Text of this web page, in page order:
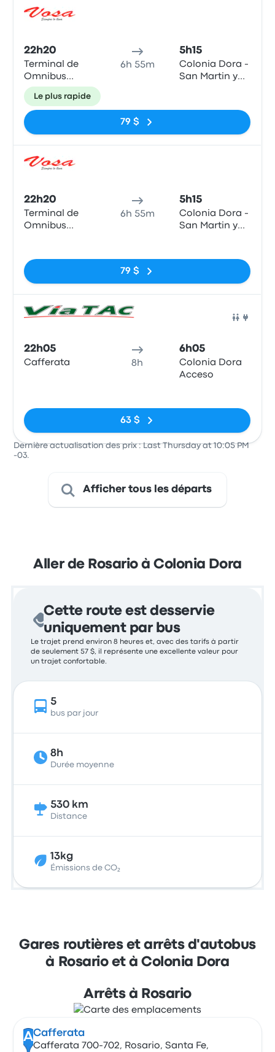
22h20
Terminal de
Omnibus
Rosario
6h 55m
5h15
Colonia Dora -
San Martin y
Le plus rapide
79 $
22h20
Terminal de
Omnibus
6h 55m
5h15
Colonia Dora -
San Martin y
79 $
22h05
Cafferata 8h
6h05
Colonia Dora
Acceso
63 $
Dernière actualisation des prix : Last Thursday at 10:05 PM
-03.
Afficher tous les départs
Aller de Rosario à Colonia Dora
Cette route est desservie
uniquement par bus
Le trajet prend environ 8 heures et, avec des tarifs à partir
de seulement 57 $, il représente une excellente valeur pour
un trajet confortable.
5
bus par jour
8h
Durée moyenne
530 km
Distance
13kg
Émissions de CO₂
Gares routières et arrêts d'autobus
à Rosario et à Colonia Dora
Arrêts à Rosario
ACafferata
Cafferata 700-702, Rosario, Santa Fe,